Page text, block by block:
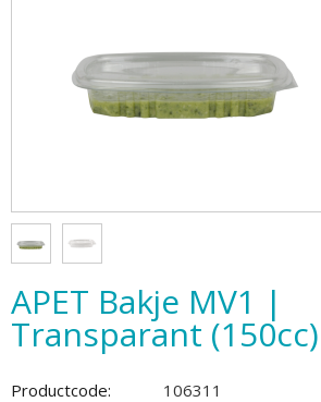
APET Bakje MV1 |
Transparant (150cc)
Productcode:
106311